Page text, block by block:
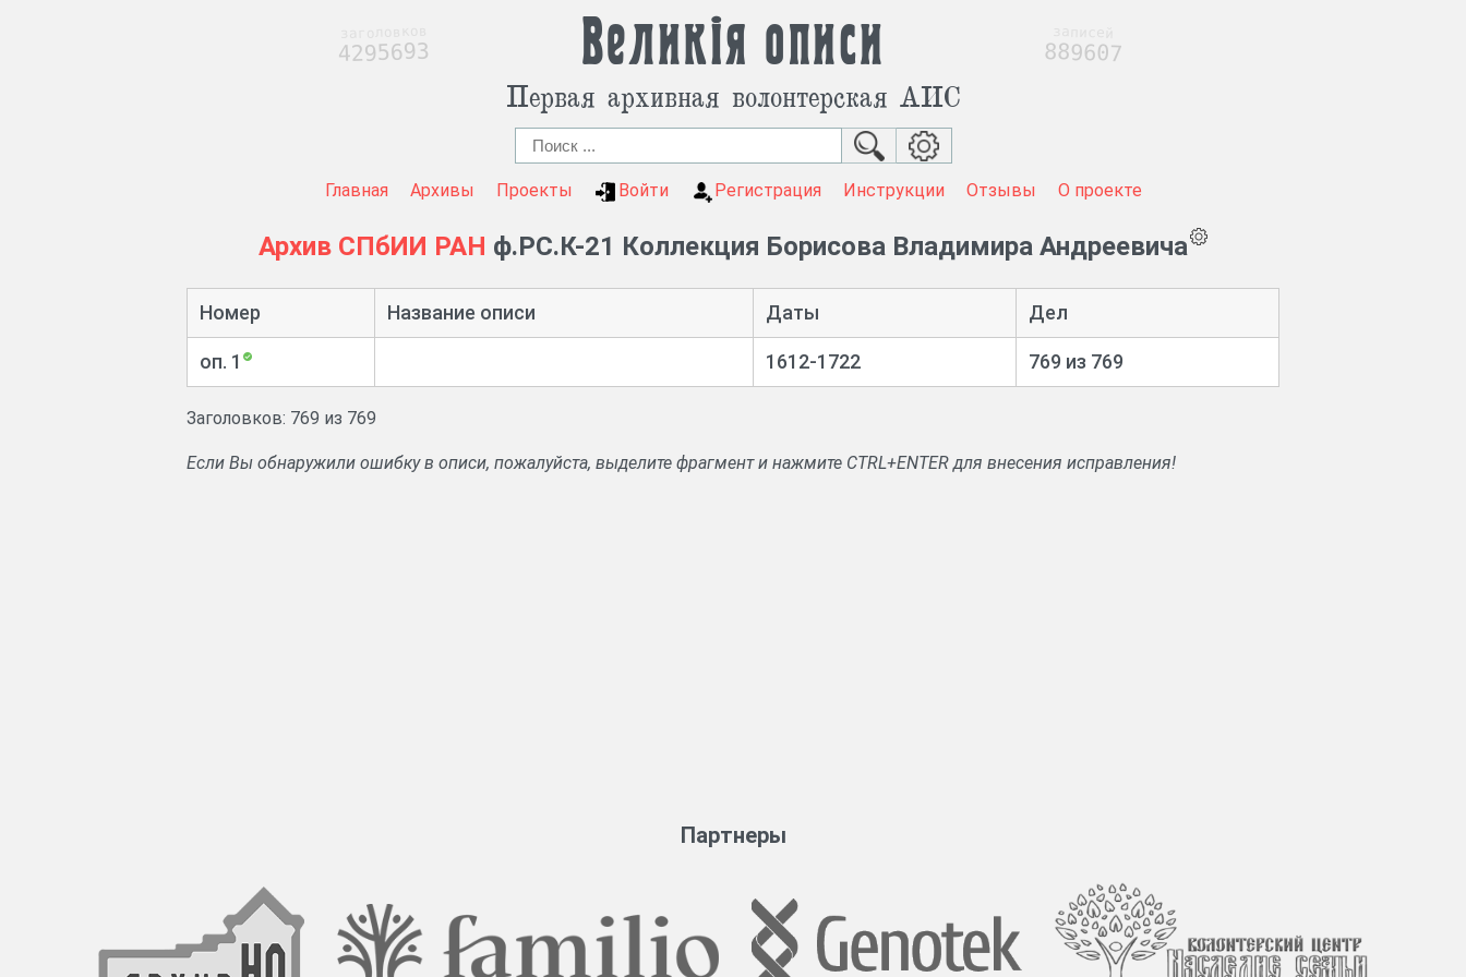
Великія описи
Первая архивная волонтерская АИС
Главная Архивы Проекты Войти Регистрация Инструкции Отзывы О проекте
Архив СПбИИ РАН ф.РС.К-21 Коллекция Борисова Владимира Андреевича
Номер Название описи Даты Дел
оп. 1 1612-1722 769 из 769
Заголовков: 769 из 769
Если Вы обнаружили ошибку в описи, пожалуйста, выделите фрагмент и нажмите CTRL+ENTER для внесения исправления!
Партнеры
4295693 889607